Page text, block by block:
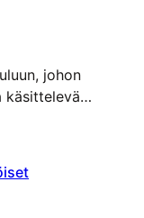
johon
käsittelevä
Juho
viulistin